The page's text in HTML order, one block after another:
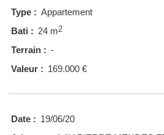
Type : Appartement
Bati : 24 m2
Terrain : -
Valeur : 169.000 €
Date : 19/06/20